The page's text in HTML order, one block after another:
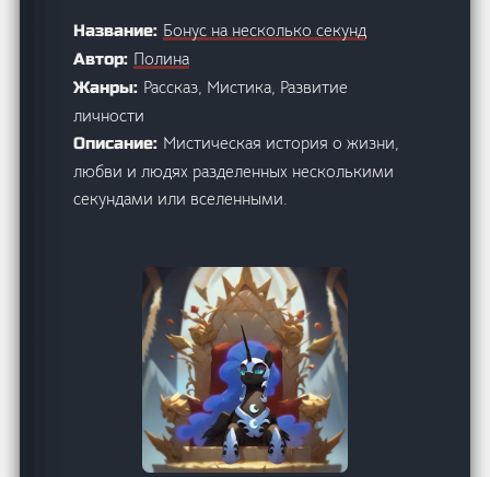
Название: Бонус на несколько секунд
Автор: Полина
Жанры: Рассказ, Мистика, Развитие
личности
Описание: Мистическая история о жизни,
любви и людях разделенных несколькими
секундами или вселенными.